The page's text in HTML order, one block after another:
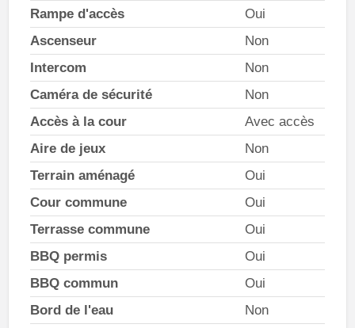
Rampe d'accès
Oui
Ascenseur
Non
Intercom
Non
Caméra de sécurité
Non
Accès à la cour
Avec accès
Aire de jeux
Non
Terrain aménagé
Oui
Cour commune
Oui
Terrasse commune
Oui
BBQ permis
Oui
BBQ commun
Oui
Bord de l'eau
Non